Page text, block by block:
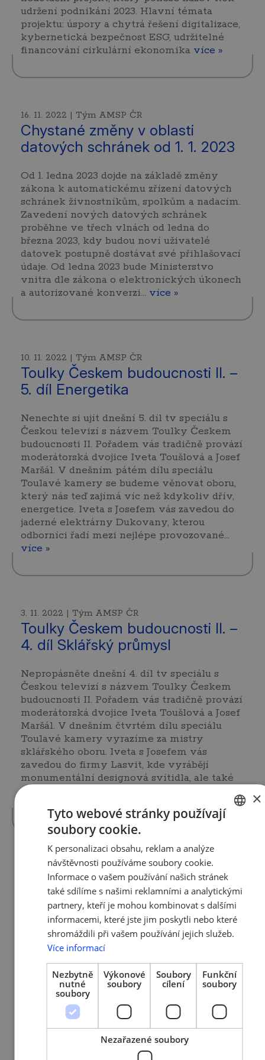
udržení podnikání 2023. Hlavní témata
projektu: úspory a chytrá řešení digitalizace,
kybernetická bezpečnost ESG, udržitelné
financování cirkulární ekonomika více »
16. 11. 2022 | Tým AMSP ČR
Chystané změny v oblasti
datových schránek od 1. 1. 2023
Od 1. ledna 2023 dojde na základě změny
zákona k automatickému zřízení datových
schránek živnostníkům, spolkům a nadacím.
Zavedení nových datových schránek
proběhne ve třech vlnách od ledna do
března 2023, kdy budou noví uživatelé
datovek postupně dostávat své přihlašovací
údaje. Od ledna 2023 bude Ministerstvo
vnitra dle zákona o elektronických úkonech
a autorizované konverzi… více »
10. 11. 2022 | Tým AMSP ČR
Toulky Českem budoucnosti II. –
5. díl Energetika
Nenechte si ujít dnešní 5. díl tv speciálu s
Českou televizí s názvem Toulky Českem
budoucnosti II. Pořadem vás tradičně provází
moderátorská dvojice Iveta Toušlová a Josef
Maršál. V dnešním pátém dílu speciálu
Toulavé kamery se budeme věnovat oboru,
který nás teď zajímá víc než kdykoliv dřív,
energetice. Iveta s Josefem vás zavedou do
jaderné elektrárny Dukovany, kterou
odborníci řadí mezi nejlépe provozované…
více »
3. 11. 2022 | Tým AMSP ČR
Toulky Českem budoucnosti II. –
4. díl Sklářský průmysl
Nepropásněte dnešní 4. díl tv speciálu s
Českou televizí s názvem Toulky Českem
budoucnosti II. Pořadem vás tradičně provází
moderátorská dvojice Iveta Toušlová a Josef
Maršál. V dnešním čtvrtém dílu speciálu
Toulavé kamery vyrazíme za mistry
sklářského oboru. Iveta s Josefem vás
zavedou do firmy Lasvit, kde vyrábějí
monumentální designová svítidla, ale také
ceny pro vítěze slavné Tour de France.
27. 10. 2022 | Tým AMSP ČR
Toulky Českem budoucnosti II. –
3. díl Chovatelé
Nepropásněte dnešní 3. díl tv speciálu s
Českou televizí s názvem Toulky Českem
budoucnosti II. Pořadem vás tradičně provází
moderátorská dvojice Iveta Toušlová a Josef
Maršál. V dnešním třetím dílu speciálu
Toulavé kamery vyrazíme za chovateli.
Iveta s Josefem vás zavedou do jednoho z
nejmodernějších kravínů v Evropě, který
vyrostl nedaleko Staré Paky. Většinu práce
v něm zastanou roboti, díky jejichž pomoci
×
Tyto webové stránky používají
soubory cookie.
K personalizaci obsahu, reklam a analýze
návštěvnosti používáme soubory cookie.
Informace o vašem používání našich stránek
také sdílíme s našimi reklamními a analytickými
partnery, kteří je mohou kombinovat s dalšími
informacemi, které jste jim poskytli nebo které
shromáždili při vašem používání jejich služeb.
Více informací
Nezbytně
nutné
soubory
Výkonové
soubory
Soubory
cílení
Funkční
soubory
Nezařazené soubory